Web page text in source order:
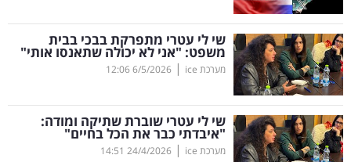
שיווק
ופרסום
משפט
מדדים
ומחקרים
שי לי עטרי מתפרקת בבכי בבית
משפט: "אני לא יכולה שתאנסו אותי"
מערכת ice |
6/5/2026
12:06
שי לי עטרי שוברת שתיקה ומודה:
"איבדתי כבר את הכל בחיים"
מערכת ice |
24/4/2026
14:51